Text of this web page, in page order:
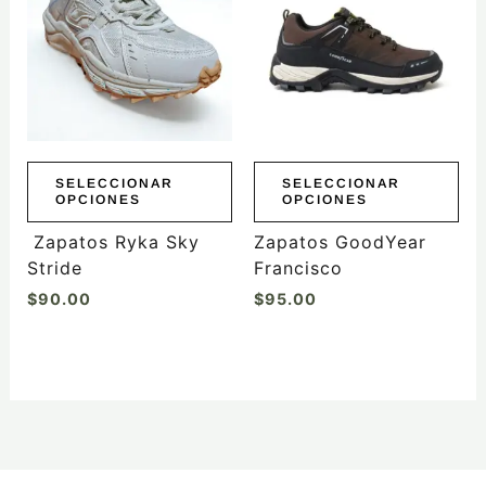
SELECCIONAR
OPCIONES
múltiples
variantes.
opciones
elegir
la
página
producto
Zapatos Ryka Sky
Stride
$90.00
SELECCIONAR
OPCIONES
múltiples
variantes.
Las
elegir
la
página
producto
Zapatos GoodYear
Francisco
$95.00